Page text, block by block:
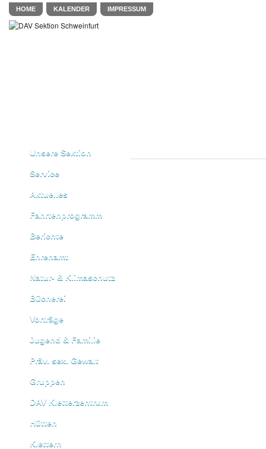
HOME KALENDER IMPRESSUM
Unsere Sektion
Service
Aktuelles
Fahrtenprogramm
Berichte
Ehrenamt
Natur- & Klimaschutz
Bücherei
Vorträge
Jugend & Familie
Präv. sex. Gewalt
Gruppen
DAV Kletterzentrum
Hütten
Klettern